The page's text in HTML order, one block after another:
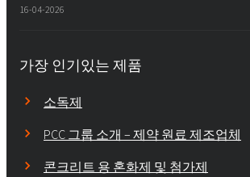
16-04-2026
가장 인기있는 제품
소독제
PCC 그룹 소개 – 제약 원료 제조업체
콘크리트 용 혼화제 및 첨가제